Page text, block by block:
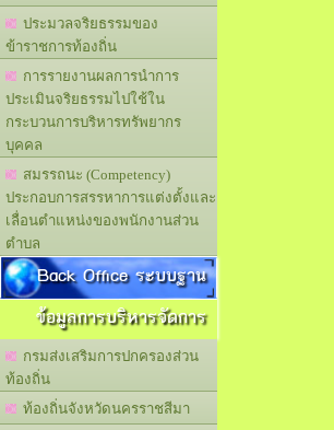
ประมวลจริยธรรมของ
ข้าราชการท้องถิ่น
การรายงานผลการนำการ
ประเมินจริยธรรมไปใช้ใน
กระบวนการบริหารทรัพยากร
บุคคล
สมรรถนะ (Competency)
ประกอบการสรรหาการแต่งตั้งและ
เลื่อนตำแหน่งของพนักงานส่วน
ตำบล
Back Office ระบบฐาน
ข้อมูลการบริหารจัดการ
กรมส่งเสริมการปกครองส่วน
ท้องถิ่น
ท้องถิ่นจังหวัดนครราชสีมา